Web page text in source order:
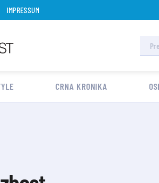
IMPRESSUM
CRNA KRONIKA